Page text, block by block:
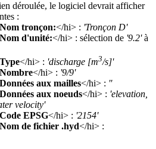
déroulée, le logiciel devrait afficher
:
Nom tronçon:</hi> : 'Tronçon D'
Nom d'unité:</hi> : sélection de '9.2'à
Type</hi> : 'discharge [m3/s]'
Nombre</hi> : '9/9'
Données aux mailles</hi> : ''
Données aux noeuds</hi> : 'elevation,
velocity'
Code EPSG</hi> : '2154'
Nom de fichier .hyd</hi> :